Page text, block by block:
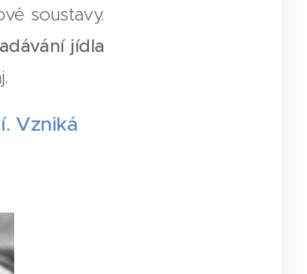
soustavy.
jídla
Vzniká